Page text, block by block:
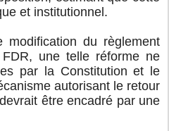
et institutionnel.
du règlement
une telle réforme ne
par la Constitution et le
autorisant le retour
être encadré par une